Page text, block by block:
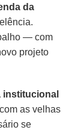
da
— com
projeto
institucional
as velhas
se